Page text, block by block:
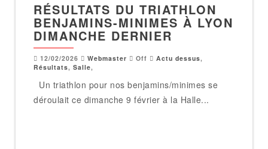
RÉSULTATS DU TRIATHLON
BENJAMINS-MINIMES À LYON
DIMANCHE DERNIER
12/02/2026 Webmaster Off Actu dessus,
Résultats, Salle,
Un triathlon pour nos benjamins/minimes se
déroulait ce dimanche 9 février à la Halle...